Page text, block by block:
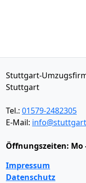
Stuttgart-
Stuttgart
Tel.: 01579-2482305
E-Mail:
Öffnungszeiten: Mo
Impressum
Datenschutz